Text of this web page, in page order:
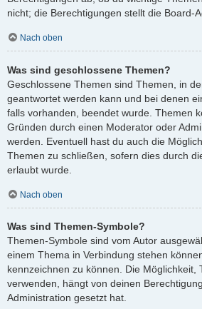
nicht; die Berechtigungen stellt die Board-
Nach oben
Was sind geschlossene Themen?
Geschlossene Themen sind Themen, in
geantwortet werden kann und bei denen
falls vorhanden, beendet wurde. Themen
Gründen durch einen Moderator oder
werden. Eventuell hast du auch die
Themen zu schließen, sofern dies durch
erlaubt wurde.
Nach oben
Was sind Themen-Symbole?
Themen-Symbole sind vom Autor
einem Thema in Verbindung stehen
kennzeichnen zu können. Die Möglichkeit,
verwenden, hängt von deinen
Administration gesetzt hat.